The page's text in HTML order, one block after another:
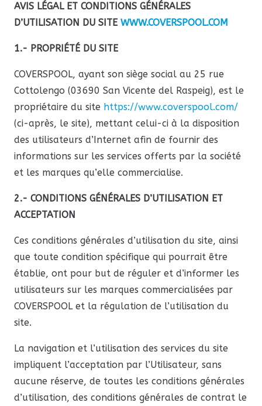
AVIS LÉGAL ET CONDITIONS GÉNÉRALES
D’UTILISATION DU SITE WWW.COVERSPOOL.COM
1.- PROPRIÉTÉ DU SITE
COVERSPOOL, ayant son siège social au 25 rue
Cottolengo (03690 San Vicente del Raspeig), est le
propriétaire du site https://www.coverspool.com/
(ci-après, le site), mettant celui-ci à la disposition
des utilisateurs d’Internet afin de fournir des
informations sur les services offerts par la société
et les marques qu’elle commercialise.
2.- CONDITIONS GÉNÉRALES D’UTILISATION ET
ACCEPTATION
Ces conditions générales d’utilisation du site, ainsi
que toute condition spécifique qui pourrait être
établie, ont pour but de réguler et d’informer les
utilisateurs sur les marques commercialisées par
COVERSPOOL et la régulation de l’utilisation du
site.
La navigation et l’utilisation des services du site
impliquent l’acceptation par l’Utilisateur, sans
aucune réserve, de toutes les conditions générales
d’utilisation, des conditions générales de contrat le